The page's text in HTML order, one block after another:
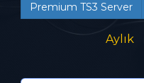
Premium TS3 Server
Aylık